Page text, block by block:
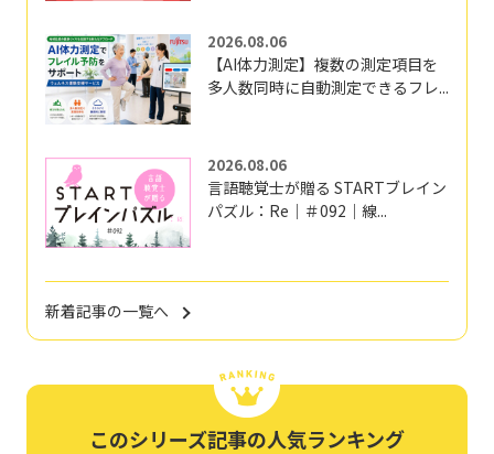
2026.08.06
【AI体力測定】複数の測定項目を
多人数同時に自動測定できるフレ...
2026.08.06
言語聴覚士が贈る STARTブレイン
パズル：Re｜＃092｜線...
新着記事の一覧へ
このシリーズ記事の人気ランキング